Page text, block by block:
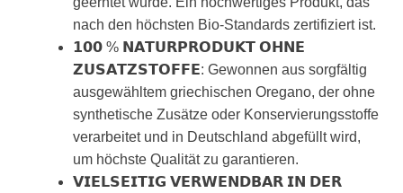
nach den höchsten Bio-Standards zertifiziert ist.
𝟭𝟬𝟬 % 𝗡𝗔𝗧𝗨𝗥𝗣𝗥𝗢𝗗𝗨𝗞𝗧 𝗢𝗛𝗡𝗘
𝗭𝗨𝗦𝗔𝗧𝗭𝗦𝗧𝗢𝗙𝗙𝗘: Gewonnen aus sorgfältig
ausgewähltem griechischen Oregano, der ohne
synthetische Zusätze oder Konservierungsstoffe
verarbeitet und in Deutschland abgefüllt wird,
um höchste Qualität zu garantieren.
𝗩𝗜𝗘𝗟𝗦𝗘𝗜𝗧𝗜𝗚 𝗩𝗘𝗥𝗪𝗘𝗡𝗗𝗕𝗔𝗥 𝗜𝗡 𝗗𝗘𝗥